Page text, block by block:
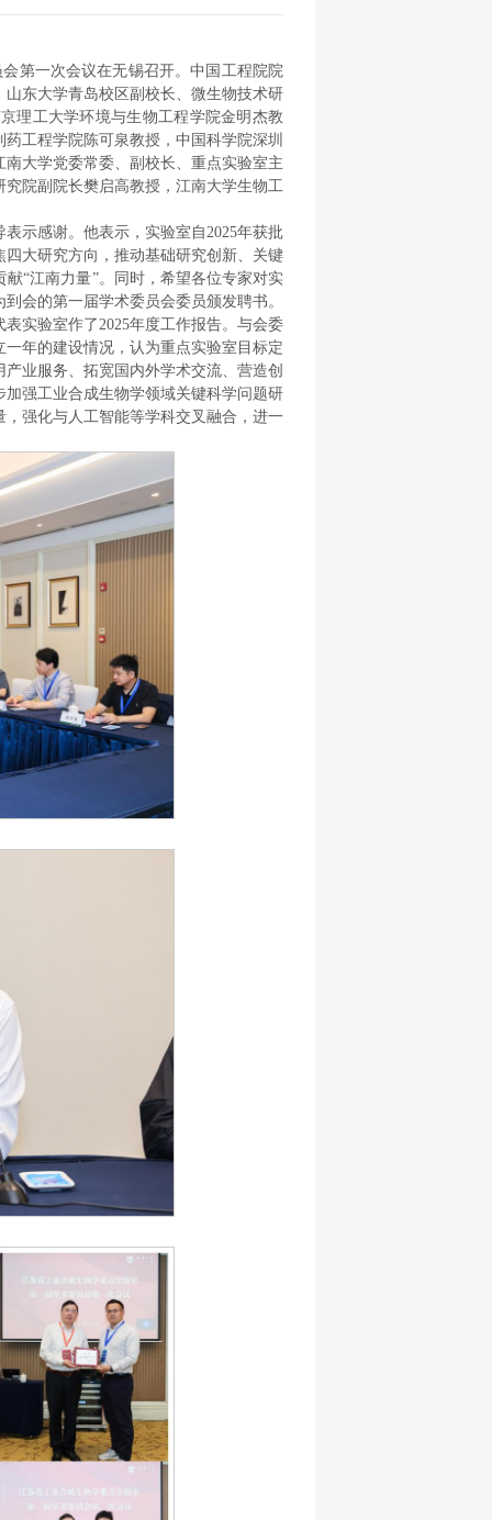
第一次会议在无锡召开。中国工程院院
东大学青岛校区副校长、微生物技术研
理工大学环境与生物工程学院金明杰教
工程学院陈可泉教授，中国科学院深圳
大学党委常委、副校长、重点实验室主
院副院长樊启高教授，江南大学生物工
示感谢。他表示，实验室自2025年获批
大研究方向，推动基础研究创新、关键
“江南力量”。同时，希望各位专家对实
会的第一届学术委员会委员颁发聘书。
实验室作了2025年度工作报告。与会委
年的建设情况，认为重点实验室目标定
业服务、拓宽国内外学术交流、营造创
强工业合成生物学领域关键科学问题研
强化与人工智能等学科交叉融合，进一